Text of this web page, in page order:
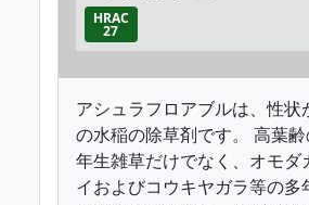
HRAC
27
アシュラフロアブルは、性状
の水稲の除草剤です。 高葉
年生雑草だけでなく、オモダ
イおよびコウキヤガラ等の多